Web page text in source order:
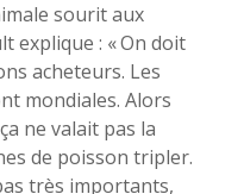
sourit aux
explique : « On doit
acheteurs. Les
mondiales. Alors
ne valait pas la
de poisson tripler.
très importants,